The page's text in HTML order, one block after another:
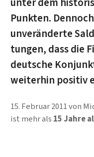
Punkten.
unveränderte
tun­gen, dass die
deut­sche
weiterhin positiv
15. Februar 2011von
ist mehr als 15 Jahre